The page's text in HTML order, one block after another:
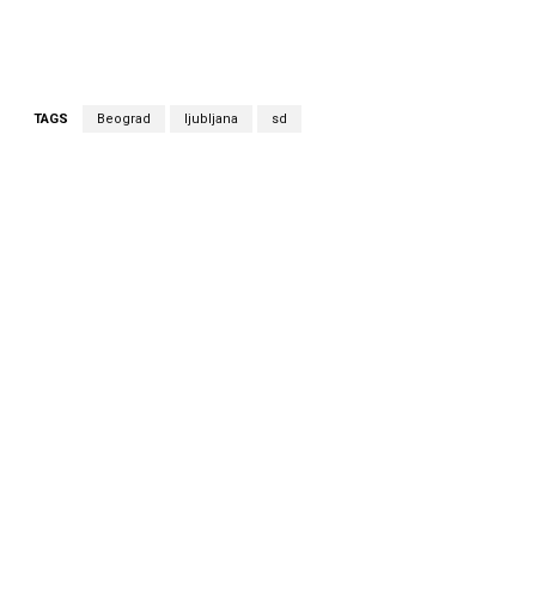
TAGS Beograd ljubljana sd